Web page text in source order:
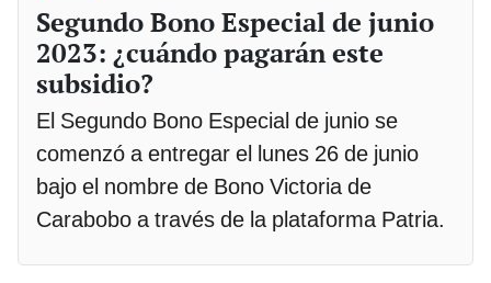
Segundo Bono Especial de junio
2023: ¿cuándo pagarán este
subsidio?
El Segundo Bono Especial de junio se
comenzó a entregar el lunes 26 de junio
bajo el nombre de Bono Victoria de
Carabobo a través de la plataforma Patria.